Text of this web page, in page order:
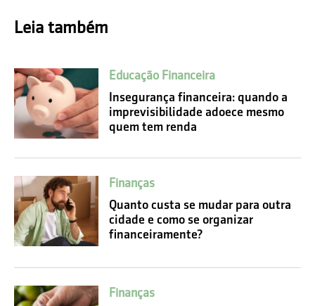
Leia também
Educação Financeira
Insegurança financeira: quando a
imprevisibilidade adoece mesmo
quem tem renda
Finanças
Quanto custa se mudar para outra
cidade e como se organizar
financeiramente?
Finanças